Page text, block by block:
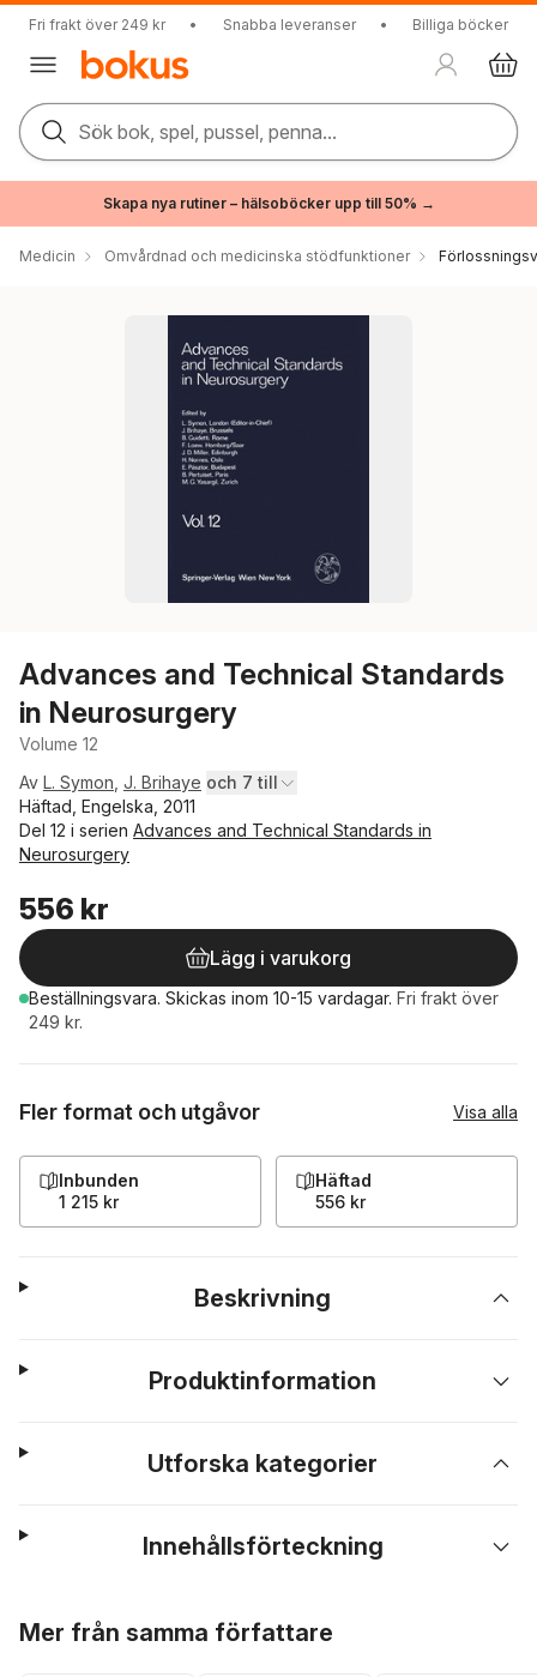
Fri frakt över 249 kr • Snabba leveranser • Billiga böcker
Sök bok, spel, pussel, penna...
Skapa nya rutiner – hälsoböcker upp till 50% →
Medicin Omvårdnad och medicinska stödfunktioner
Advances and Technical Standards
in Neurosurgery
Volume 12
Av L. Symon J. Brihaye och 7 till
Häftad, Engelska, 2011
Del 12 i serien Advances and Technical Standards in
Neurosurgery
556 kr
Lägg i varukorg
Beställningsvara. Skickas inom 10-15 vardagar. Fri frakt över
249 kr.
Fler format och utgåvor Visa alla
Inbunden
1 215 kr
Häftad
556 kr
Beskrivning
Produktinformation
Utforska kategorier
Innehållsförteckning
Mer från samma författare